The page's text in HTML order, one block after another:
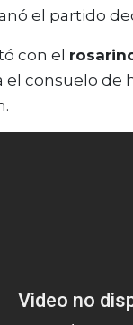
el partido
con el
consuelo de